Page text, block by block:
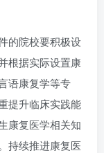
的院校要积极设
根据实际设置康
语康复学等专
提升临床实践能
康复医学相关知
持续推进康复医